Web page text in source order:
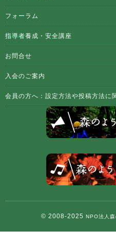
フォーラム
指導者養成・安全講座
お問合せ
入会のご案内
会員の方へ：設定方法や投稿方法に
© 2008-2025 NPO法人